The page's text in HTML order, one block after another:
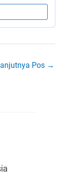
Pos →